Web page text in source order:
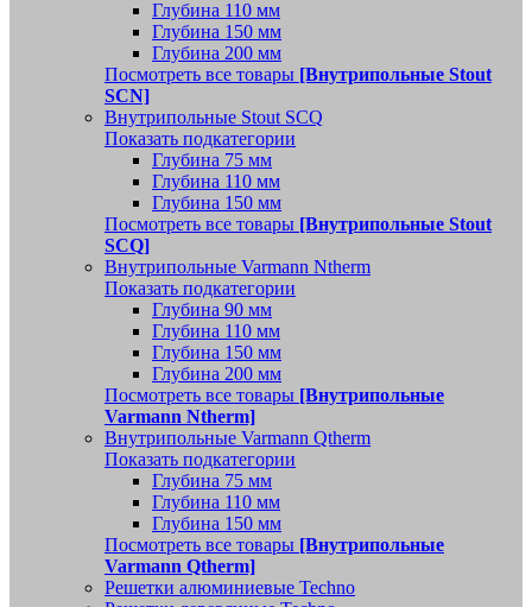
Глубина 110 мм
Глубина 150 мм
Глубина 200 мм
Посмотреть все товары [Внутрипольные Stout
SCN]
Внутрипольные Stout SCQ
Показать подкатегории
Глубина 75 мм
Глубина 110 мм
Глубина 150 мм
Посмотреть все товары [Внутрипольные Stout
SCQ]
Внутрипольные Varmann Ntherm
Показать подкатегории
Глубина 90 мм
Глубина 110 мм
Глубина 150 мм
Глубина 200 мм
Посмотреть все товары [Внутрипольные
Varmann Ntherm]
Внутрипольные Varmann Qtherm
Показать подкатегории
Глубина 75 мм
Глубина 110 мм
Глубина 150 мм
Посмотреть все товары [Внутрипольные
Varmann Qtherm]
Решетки алюминиевые Techno